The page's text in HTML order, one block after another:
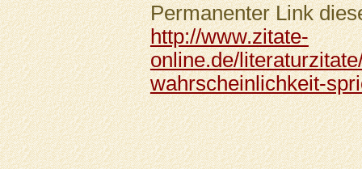
Permanenter Link
http://www.zitate-
online.de/
wahrscheinlichkeit-